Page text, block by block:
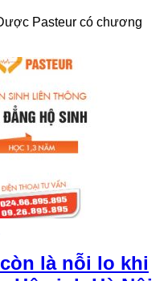
Pasteur có chương
là nỗi lo khi